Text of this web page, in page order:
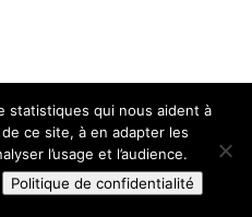
Université
statistiques qui nous aident à
ce site, à en adapter les
l’usage et l’audience.
Politique de confidentialité